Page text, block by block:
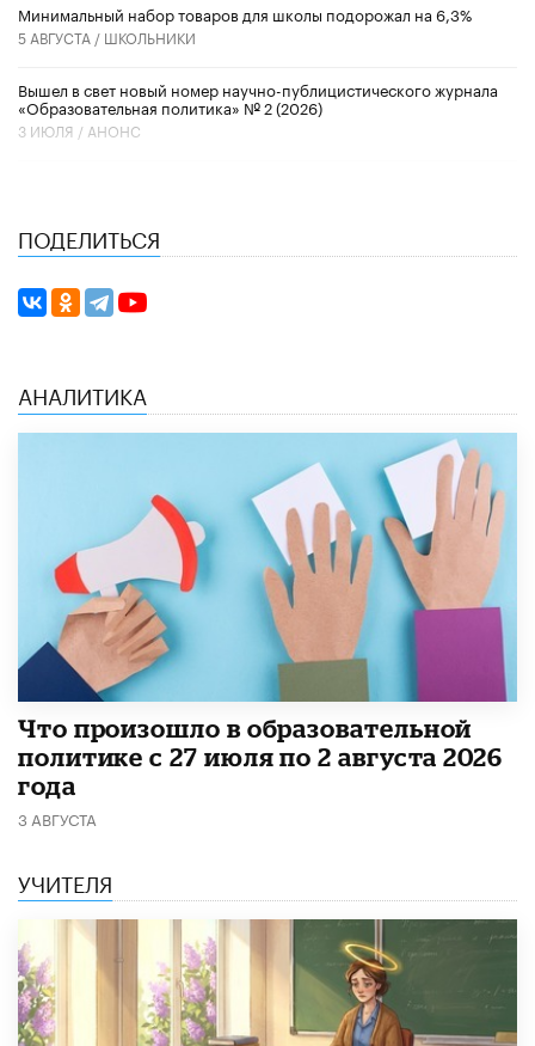
Минимальный набор товаров для школы подорожал на 6,3%
5 АВГУСТА / ШКОЛЬНИКИ
Вышел в свет новый номер научно-публицистического журнала
«Образовательная политика» № 2 (2026)
3 ИЮЛЯ / АНОНС
ПОДЕЛИТЬСЯ
АНАЛИТИКА
​Что произошло в образовательной
политике с 27 июля по 2 августа 2026
года
3 АВГУСТА
УЧИТЕЛЯ